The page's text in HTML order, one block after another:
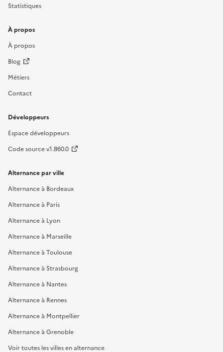
Statistiques
À propos
À propos
Blog
Métiers
Contact
Développeurs
Espace développeurs
Code source v1.860.0
Alternance par ville
Alternance à Bordeaux
Alternance à Paris
Alternance à Lyon
Alternance à Marseille
Alternance à Toulouse
Alternance à Strasbourg
Alternance à Nantes
Alternance à Rennes
Alternance à Montpellier
Alternance à Grenoble
Voir toutes les villes en alternance